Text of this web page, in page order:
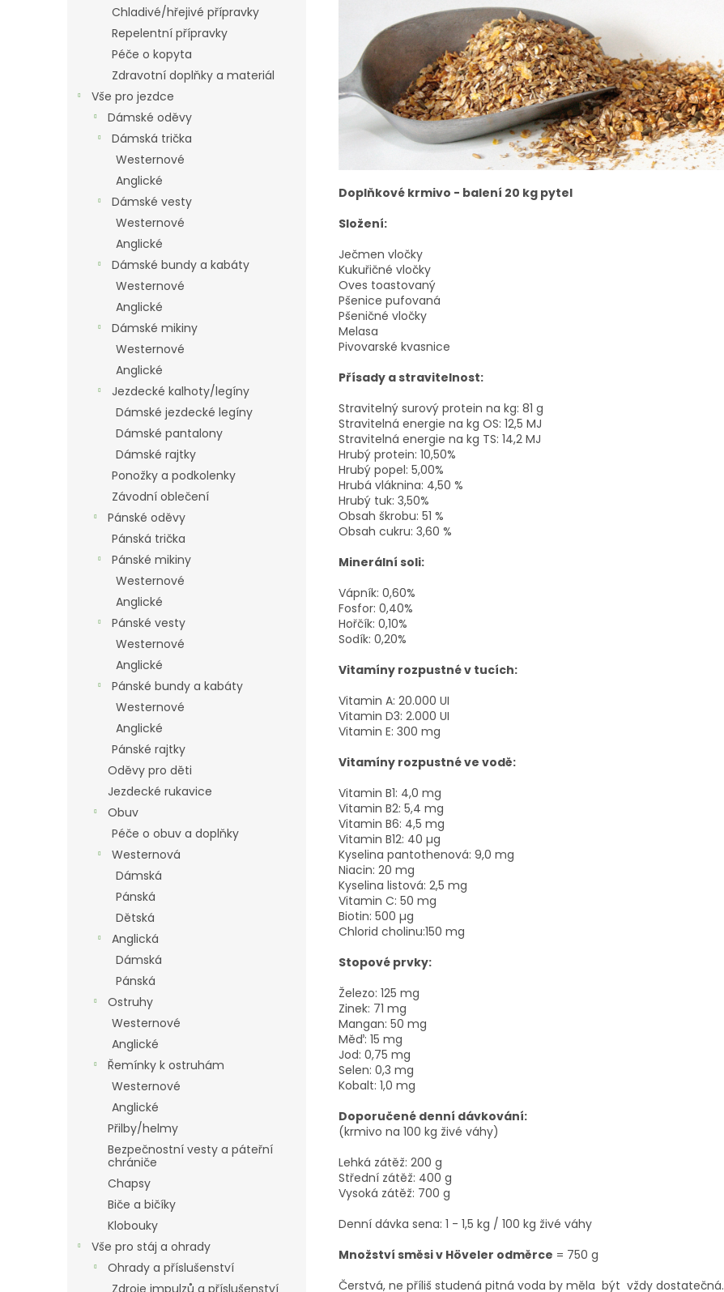
Chladivé/hřejivé přípravky
Repelentní přípravky
Péče o kopyta
Zdravotní doplňky a materiál
Vše pro jezdce
Dámské oděvy
Dámská trička
Westernové
Anglické
Dámské vesty
Westernové
Anglické
Dámské bundy a kabáty
Westernové
Anglické
Dámské mikiny
Westernové
Anglické
Jezdecké kalhoty/legíny
Dámské jezdecké legíny
Dámské pantalony
Dámské rajtky
Ponožky a podkolenky
Závodní oblečení
Pánské oděvy
Pánská trička
Pánské mikiny
Westernové
Anglické
Pánské vesty
Westernové
Anglické
Pánské bundy a kabáty
Westernové
Anglické
Pánské rajtky
Oděvy pro děti
Jezdecké rukavice
Obuv
Péče o obuv a doplňky
Westernová
Dámská
Pánská
Dětská
Anglická
Dámská
Pánská
Ostruhy
Westernové
Anglické
Řemínky k ostruhám
Westernové
Anglické
Přilby/helmy
Bezpečnostní vesty a páteřní
chrániče
Chapsy
Biče a bičíky
Klobouky
Vše pro stáj a ohrady
Ohrady a příslušenství
Zdroje impulzů a příslušenství
Doplňkové krmivo - balení 20 kg pytel
Složení:
Ječmen vločky
Kukuřičné vločky
Oves toastovaný
Pšenice pufovaná
Pšeničné vločky
Melasa
Pivovarské kvasnice
Přísady a stravitelnost:
Stravitelný surový protein na kg: 81 g
Stravitelná energie na kg OS: 12,5 MJ
Stravitelná energie na kg TS: 14,2 MJ
Hrubý protein: 10,50%
Hrubý popel: 5,00%
Hrubá vláknina: 4,50 %
Hrubý tuk: 3,50%
Obsah škrobu: 51 %
Obsah cukru: 3,60 %
Minerální soli:
Vápník: 0,60%
Fosfor: 0,40%
Hořčík: 0,10%
Sodík: 0,20%
Vitamíny rozpustné v tucích:
Vitamin A: 20.000 UI
Vitamin D3: 2.000 UI
Vitamin E: 300 mg
Vitamíny rozpustné ve vodě:
Vitamin B1: 4,0 mg
Vitamin B2: 5,4 mg
Vitamin B6: 4,5 mg
Vitamin B12: 40 µg
Kyselina pantothenová: 9,0 mg
Niacin: 20 mg
Kyselina listová: 2,5 mg
Vitamin C: 50 mg
Biotin: 500 µg
Chlorid cholinu:150 mg
Stopové prvky:
Železo: 125 mg
Zinek: 71 mg
Mangan: 50 mg
Měď: 15 mg
Jod: 0,75 mg
Selen: 0,3 mg
Kobalt: 1,0 mg
Doporučené denní dávkování:
(krmivo na 100 kg živé váhy)
Lehká zátěž: 200 g
Střední zátěž: 400 g
Vysoká zátěž: 700 g
Denní dávka sena: 1 - 1,5 kg / 100 kg živé váhy
Množství směsi v Höveler odměrce = 750 g
Čerstvá, ne příliš studená pitná voda by měla být vždy dostatečná.